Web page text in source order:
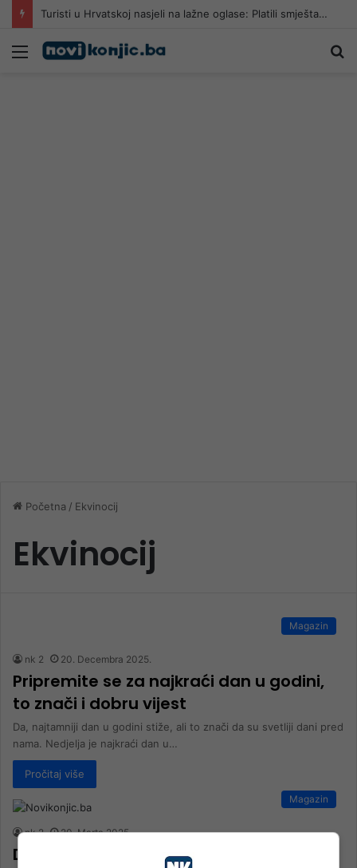
Turisti u Hrvatskoj nasjeli na lažne oglase: Platili smještaj, a apartmana nema
Meni
Početna / Ekvinocij
Ekvinocij
Magazin
nk 2 20. Decembra 2025.
Pripremite se za najkraći dan u godini,
to znači i dobru vijest
Da, najtamniji dan u godini stiže, ali to znači da su svetliji dani pred
nama. Nedjelja je najkraći dan u…
Pročitaj više
Magazin
nk 2 20. Marta 2025.
Danas počinje proljeće